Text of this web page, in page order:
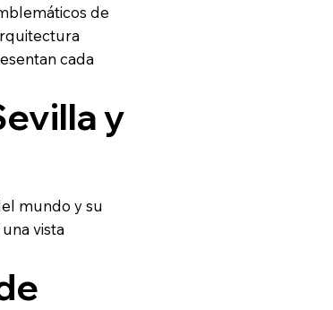
de
cada
mundo y su
vista
y